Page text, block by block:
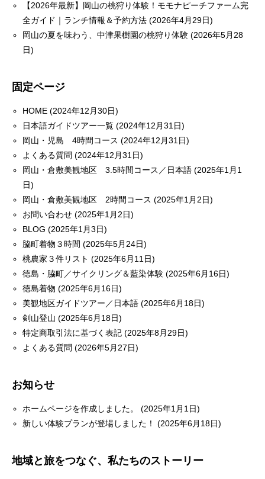
【2026年最新】岡山の桃狩り体験！モモナピーチファーム完
全ガイド｜ランチ情報＆予約方法 (2026年4月29日)
岡山の夏を味わう、中津果樹園の桃狩り体験 (2026年5月28
日)
固定ページ
HOME (2024年12月30日)
日本語ガイドツアー一覧 (2024年12月31日)
岡山・児島 4時間コース (2024年12月31日)
よくある質問 (2024年12月31日)
岡山・倉敷美観地区 3.5時間コース／日本語 (2025年1月1
日)
岡山・倉敷美観地区 2時間コース (2025年1月2日)
お問い合わせ (2025年1月2日)
BLOG (2025年1月3日)
脇町着物３時間 (2025年5月24日)
桃農家３件リスト (2025年6月11日)
徳島・脇町／サイクリング＆藍染体験 (2025年6月16日)
徳島着物 (2025年6月16日)
美観地区ガイドツアー／日本語 (2025年6月18日)
剣山登山 (2025年6月18日)
特定商取引法に基づく表記 (2025年8月29日)
よくある質問 (2026年5月27日)
お知らせ
ホームページを作成しました。 (2025年1月1日)
新しい体験プランが登場しました！ (2025年6月18日)
地域と旅をつなぐ、私たちのストーリー